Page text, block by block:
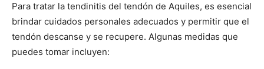
Para tratar la tendinitis del tendón de Aquiles, es esencial
brindar cuidados personales adecuados y permitir que el
tendón descanse y se recupere. Algunas medidas que
puedes tomar incluyen: